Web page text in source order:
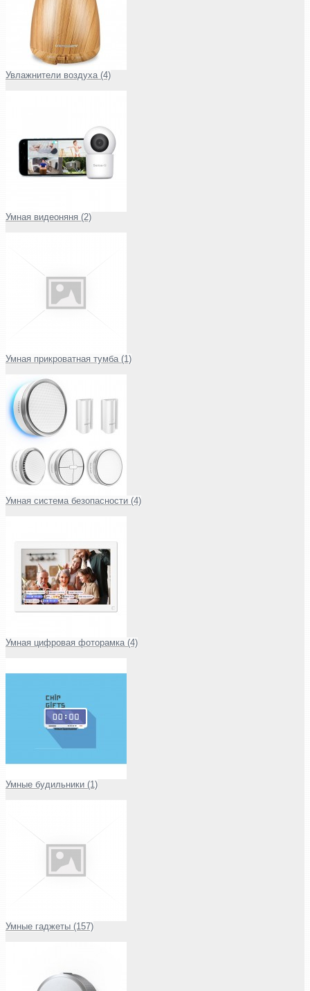
Увлажнители воздуха (4)
Умная видеоняня (2)
Умная прикроватная тумба (1)
Умная система безопасности (4)
Умная цифровая фоторамка (4)
Умные будильники (1)
Умные гаджеты (157)